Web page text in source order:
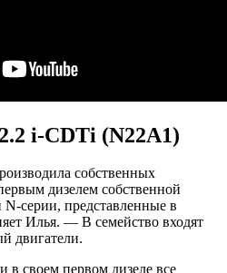
i-CDTi (N22A1)
собственных
дизелем собственной
N-серии, представленные в
Илья. — В семейство входят
двигатели.
своем первом дизеле все